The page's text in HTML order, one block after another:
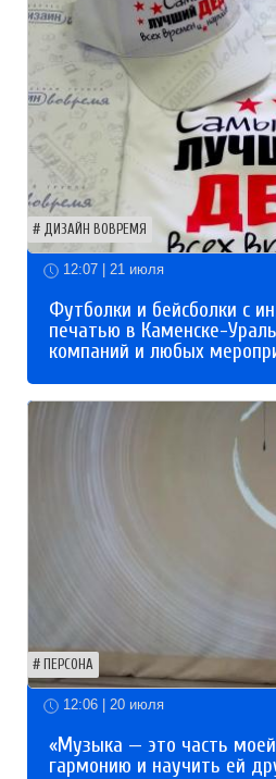
ДИЗАЙН ВОВРЕМЯ
12:07 | 21 июля
Футболки и бейсболки с
печатью в Каменске-
компаний и любых
ПЕРСОНА
12:06 | 20 июля
«Музыка — это часть
гармонию и научить ей